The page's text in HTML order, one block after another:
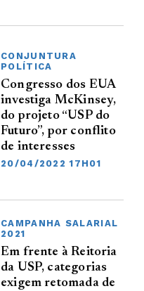
CONJUNTURA
POLÍTICA
Congresso dos EUA
investiga McKinsey,
do projeto “USP do
Futuro”, por conflito
de interesses
20/04/2022 17H01
CAMPANHA SALARIAL
2021
Em frente à Reitoria
da USP, categorias
exigem retomada de